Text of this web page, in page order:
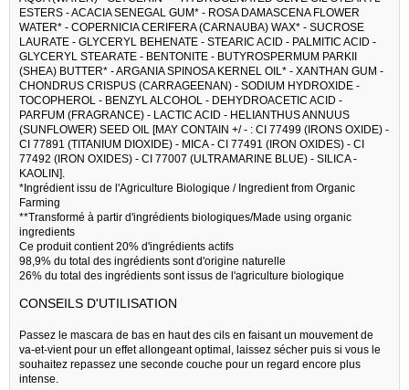
ESTERS - ACACIA SENEGAL GUM* - ROSA DAMASCENA FLOWER
WATER* - COPERNICIA CERIFERA (CARNAUBA) WAX* - SUCROSE
LAURATE - GLYCERYL BEHENATE - STEARIC ACID - PALMITIC ACID -
GLYCERYL STEARATE - BENTONITE - BUTYROSPERMUM PARKII
(SHEA) BUTTER* - ARGANIA SPINOSA KERNEL OIL* - XANTHAN GUM -
CHONDRUS CRISPUS (CARRAGEENAN) - SODIUM HYDROXIDE -
TOCOPHEROL - BENZYL ALCOHOL - DEHYDROACETIC ACID -
PARFUM (FRAGRANCE) - LACTIC ACID - HELIANTHUS ANNUUS
(SUNFLOWER) SEED OIL [MAY CONTAIN +/ - : CI 77499 (IRONS OXIDE) -
CI 77891 (TITANIUM DIOXIDE) - MICA - CI 77491 (IRON OXIDES) - CI
77492 (IRON OXIDES) - CI 77007 (ULTRAMARINE BLUE) - SILICA -
KAOLIN].
*Ingrédient issu de l'Agriculture Biologique / Ingredient from Organic
Farming
**Transformé à partir d'ingrédients biologiques/Made using organic
ingredients
Ce produit contient 20% d'ingrédients actifs
98,9% du total des ingrédients sont d'origine naturelle
26% du total des ingrédients sont issus de l'agriculture biologique
CONSEILS D'UTILISATION
Passez le mascara de bas en haut des cils en faisant un mouvement de
va-et-vient pour un effet allongeant optimal, laissez sécher puis si vous le
souhaitez repassez une seconde couche pour un regard encore plus
intense.